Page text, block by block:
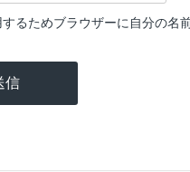
るためブラウザーに自分の名